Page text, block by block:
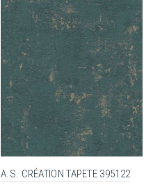
A.S. CRÉATION TAPETE 395122